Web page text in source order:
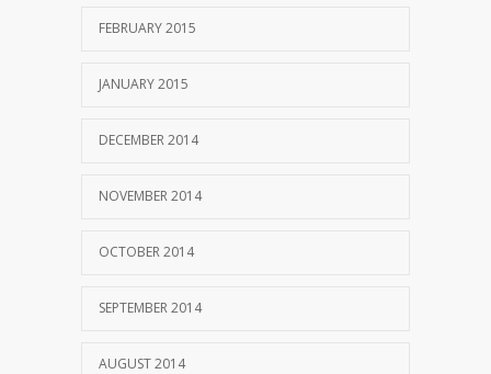
FEBRUARY 2015
JANUARY 2015
DECEMBER 2014
NOVEMBER 2014
OCTOBER 2014
SEPTEMBER 2014
AUGUST 2014